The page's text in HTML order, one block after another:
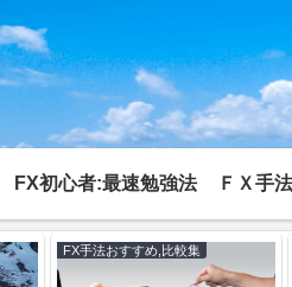
FX初心者:最速勉強法 ＦＸ手
め,比較集 FX手法1000回検証